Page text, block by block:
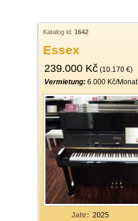
Katalog id: 1642
Essex
239.000 Kč (10.170 €)
Vermietung: 6.000 Kč/Monat
Jahr: 2025